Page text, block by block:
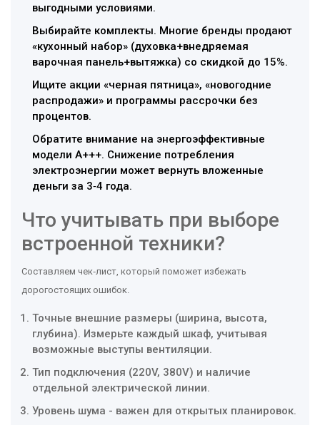
выгодными условиями.
Выбирайте комплекты. Многие бренды продают
«кухонный набор» (духовка+внедряемая
варочная панель+вытяжка) со скидкой до 15%.
Ищите акции «черная пятница», «новогодние
распродажи» и программы рассрочки без
процентов.
Обратите внимание на энергоэффективные
модели A+++. Снижение потребления
электроэнергии может вернуть вложенные
деньги за 3‑4 года.
Что учитывать при выборе
встроенной техники?
Составляем чек‑лист, который поможет избежать
дорогостоящих ошибок.
Точные внешние размеры (ширина, высота,
глубина). Измерьте каждый шкаф, учитывая
возможные выступы вентиляции.
Тип подключения (220V, 380V) и наличие
отдельной электрической линии.
Уровень шума - важен для открытых планировок.